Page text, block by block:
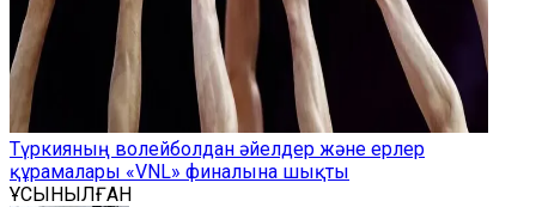
Түркияның волейболдан әйелдер және ерлер
құрамалары «VNL» финалына шықты
ҰСЫНЫЛҒАН